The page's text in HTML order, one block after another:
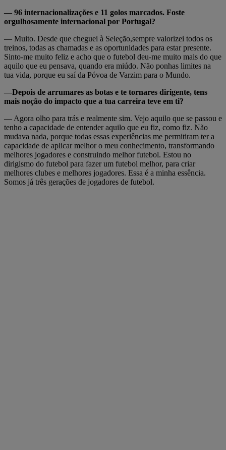
— 96 internacionalizações e 11 golos marcados. Foste
orgulhosamente internacional por Portugal?
— Muito. Desde que cheguei à Seleção,sempre valorizei todos os
treinos, todas as chamadas e as oportunidades para estar presente.
Sinto-me muito feliz e acho que o futebol deu-me muito mais do que
aquilo que eu pensava, quando era miúdo. Não ponhas limites na
tua vida, porque eu saí da Póvoa de Varzim para o Mundo.
—Depois de arrumares as botas e te tornares dirigente, tens
mais noção do impacto que a tua carreira teve em ti?
— Agora olho para trás e realmente sim. Vejo aquilo que se passou e
tenho a capacidade de entender aquilo que eu fiz, como fiz. Não
mudava nada, porque todas essas experiências me permitiram ter a
capacidade de aplicar melhor o meu conhecimento, transformando
melhores jogadores e construindo melhor futebol. Estou no
dirigismo do futebol para fazer um futebol melhor, para criar
melhores clubes e melhores jogadores. Essa é a minha essência.
Somos já três gerações de jogadores de futebol.